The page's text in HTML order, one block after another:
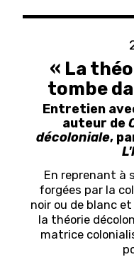
« La
tombe
Entretien
auteur de
décoloniale,
En reprenant à
forgées par la
noir ou de blanc
la théorie
matrice